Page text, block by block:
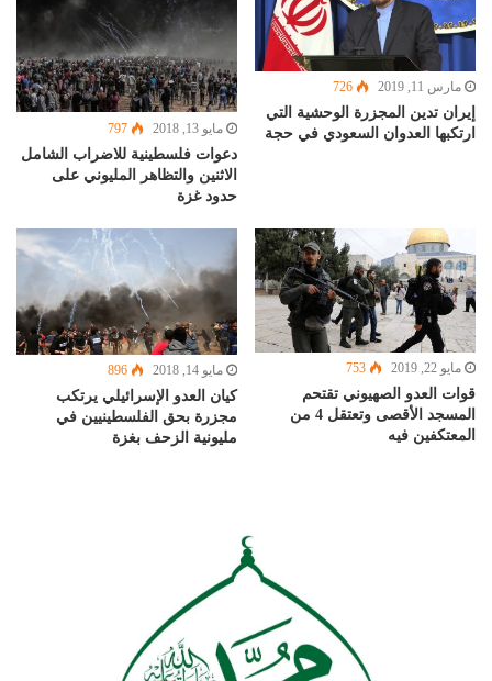
مارس 11, 2019 726
إيران تدين المجزرة الوحشية التي
ارتكبها العدوان السعودي في حجة
مايو 13, 2018 797
دعوات فلسطينية للاضراب الشامل
الاثنين والتظاهر المليوني على
حدود غزة
مايو 22, 2019 753
قوات العدو الصهيوني تقتحم
المسجد الأقصى وتعتقل 4 من
المعتكفين فيه
مايو 14, 2018 896
كيان العدو الإسرائيلي يرتكب
مجزرة بحق الفلسطينيين في
مليونية الزحف بغزة